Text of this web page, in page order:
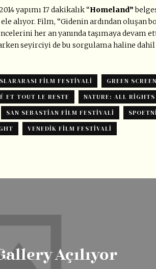
yapımı 17 dakikalık “Homeland”
alıyor. Film, “Gidenin ardından oluşan
her an yanında taşımaya devam
seyirciyi de bu sorgulama haline dahil
FILM FESTIVALI GREEN
ET TOUT LE RESTE NATURE: ALL RIGHTS
SAN SEBASTIAN FILM FESTIVALI
VENEDIK FILM FESTIVALI
Açılıyor